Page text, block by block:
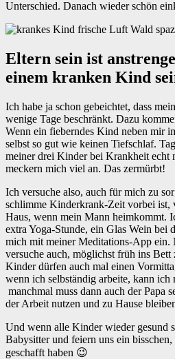
Unterschied. Danach wieder schön
Eltern sein ist
einem kranken Kind
Ich habe ja schon gebeichtet, dass
wenige Tage beschränkt. Dazu
Wenn ein fieberndes Kind neben mir
selbst so gut wie keinen Tiefschlaf.
meiner drei Kinder bei Krankheit echt
meckern mich viel an. Das zermürbt!
Ich versuche also, auch für mich zu
schlimme Kinderkrank-Zeit vorbei ist,
Haus, wenn mein Mann heimkommt.
extra Yoga-Stunde, ein Glas Wein bei
mich mit meiner Meditations-App ein.
versuche auch, möglichst früh ins Bett
Kinder dürfen auch mal einen
wenn ich selbständig arbeite, kann
manchmal muss dann auch der Papa
der Arbeit nutzen und zu Hause
Und wenn alle Kinder wieder gesund
Babysitter und feiern uns ein
geschafft haben 😉